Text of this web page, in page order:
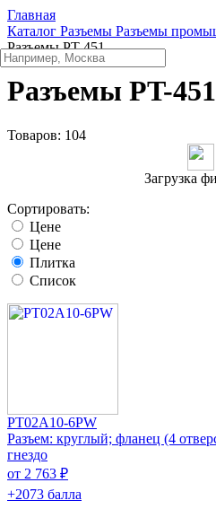
Главная
Каталог Разъeмы Разъeмы
Разъeмы PT-451
Разъeмы PT-451
Товаров: 104
Загрузка
Сортировать:
Цене
Цене
Плитка
Список
PT02A10-6PW
Разъем: круглый; фланец (4
гнездо
от 2 763 ₽
+2073 балла